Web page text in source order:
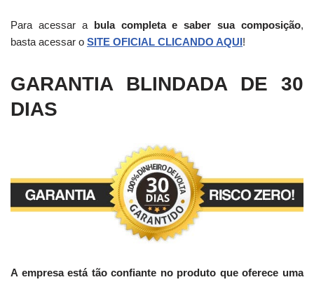
Para acessar a bula completa e saber sua composição,
basta acessar o SITE OFICIAL CLICANDO AQUI!
GARANTIA BLINDADA DE 30
DIAS
A empresa está tão confiante no produto que oferece uma